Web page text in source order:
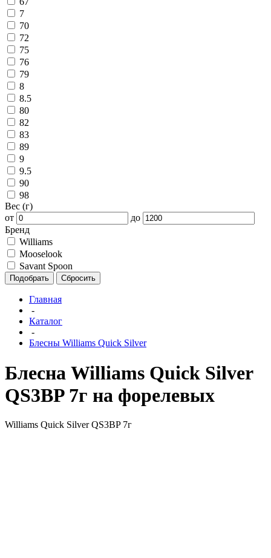
7
70
72
75
76
79
8
8.5
80
82
83
89
9
9.5
90
98
Вес (г)
от
до
Бренд
Williams
Mooselook
Savant Spoon
Подобрать Сбросить
Главная
-
Каталог
-
Блесны Williams Quick Silver
Блесна Williams Quick Silver
QS3BP 7г на форелевых
Williams Quick Silver QS3BP 7г